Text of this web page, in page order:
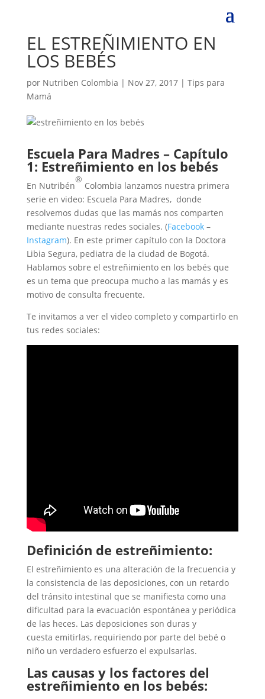
EL ESTREÑIMIENTO EN
LOS BEBÉS
por Nutriben Colombia | Nov 27, 2017| Tips para
Mamá
Escuela Para Madres – Capítulo
1: Estreñimiento en los bebés
En Nutribén
®
Colombia lanzamos nuestra primera
serie en video: Escuela Para Madres, donde
resolvemos dudas que las mamás nos comparten
mediante nuestras redes sociales. (Facebook–
Instagram). En este primer capítulo con la Doctora
Libia Segura, pediatra de la ciudad de Bogotá.
Hablamos sobre el estreñimiento en los bebés que
es un tema que preocupa mucho a las mamás y es
motivo de consulta frecuente.
Te invitamos a ver el video completo y compartirlo en
tus redes sociales:
Definición de estreñimiento:
El estreñimiento es una alteración de la frecuencia y
la consistencia de las deposiciones, con un retardo
del tránsito intestinal que se manifiesta como una
dificultad para la evacuación espontánea y periódica
de las heces. Las deposiciones son duras y
cuesta emitirlas, requiriendo por parte del bebé o
niño un verdadero esfuerzo el expulsarlas.
Las causas y los factores del
estreñimiento en los bebés: